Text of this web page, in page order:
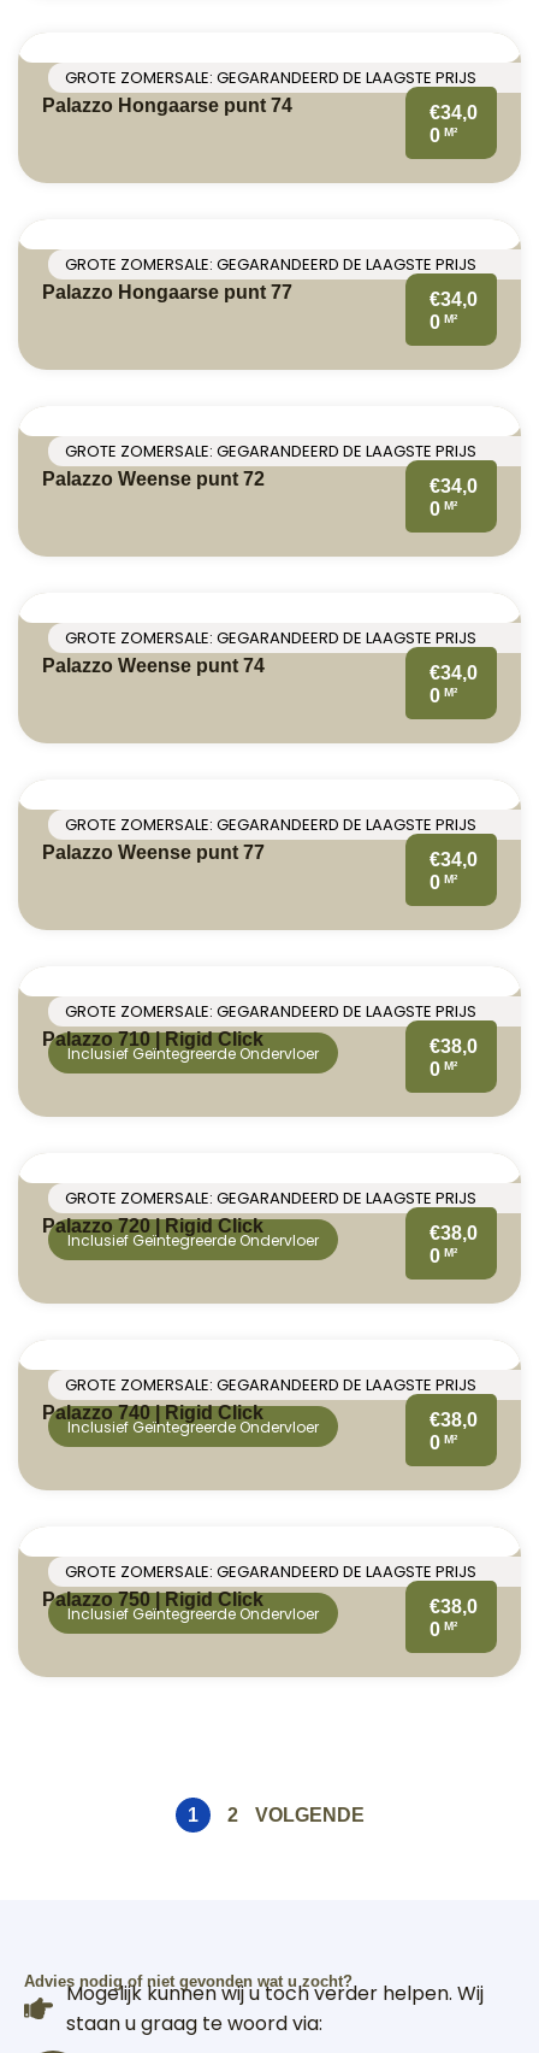
GROTE ZOMERSALE: GEGARANDEERD DE LAAGSTE PRIJS
Palazzo Hongaarse punt 74
€34,0
0 M²
GROTE ZOMERSALE: GEGARANDEERD DE LAAGSTE PRIJS
Palazzo Hongaarse punt 77
€34,0
0 M²
GROTE ZOMERSALE: GEGARANDEERD DE LAAGSTE PRIJS
Palazzo Weense punt 72
€34,0
0 M²
GROTE ZOMERSALE: GEGARANDEERD DE LAAGSTE PRIJS
Palazzo Weense punt 74
€34,0
0 M²
GROTE ZOMERSALE: GEGARANDEERD DE LAAGSTE PRIJS
Palazzo Weense punt 77
€34,0
0 M²
GROTE ZOMERSALE: GEGARANDEERD DE LAAGSTE PRIJS
Inclusief Geïntegreerde Ondervloer
Palazzo 710 | Rigid Click
€38,0
0 M²
GROTE ZOMERSALE: GEGARANDEERD DE LAAGSTE PRIJS
Inclusief Geïntegreerde Ondervloer
Palazzo 720 | Rigid Click
€38,0
0 M²
GROTE ZOMERSALE: GEGARANDEERD DE LAAGSTE PRIJS
Inclusief Geïntegreerde Ondervloer
Palazzo 740 | Rigid Click
€38,0
0 M²
GROTE ZOMERSALE: GEGARANDEERD DE LAAGSTE PRIJS
Inclusief Geïntegreerde Ondervloer
Palazzo 750 | Rigid Click
€38,0
0 M²
1 2 VOLGENDE
Advies nodig of niet gevonden wat u zocht?
Mogelijk kunnen wij u toch verder helpen. Wij
staan u graag te woord via: